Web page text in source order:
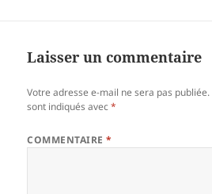
Laisser un commentaire
Votre adresse e-mail ne sera pas publiée.
sont indiqués avec*
COMMENTAIRE*